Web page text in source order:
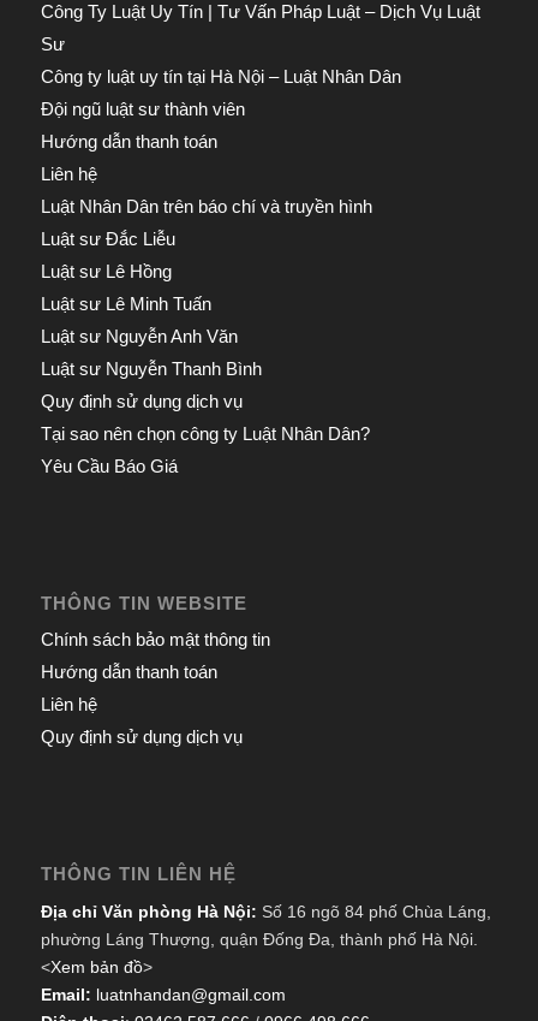
Công Ty Luật Uy Tín | Tư Vấn Pháp Luật – Dịch Vụ Luật
Sư
Công ty luật uy tín tại Hà Nội – Luật Nhân Dân
Đội ngũ luật sư thành viên
Hướng dẫn thanh toán
Liên hệ
Luật Nhân Dân trên báo chí và truyền hình
Luật sư Đắc Liễu
Luật sư Lê Hồng
Luật sư Lê Minh Tuấn
Luật sư Nguyễn Anh Văn
Luật sư Nguyễn Thanh Bình
Quy định sử dụng dịch vụ
Tại sao nên chọn công ty Luật Nhân Dân?
Yêu Cầu Báo Giá
THÔNG TIN WEBSITE
Chính sách bảo mật thông tin
Hướng dẫn thanh toán
Liên hệ
Quy định sử dụng dịch vụ
THÔNG TIN LIÊN HỆ
Địa chỉ Văn phòng Hà Nội: Số 16 ngõ 84 phố Chùa Láng,
phường Láng Thượng, quận Đống Đa, thành phố Hà Nội.
<Xem bản đồ>
Email: luatnhandan@gmail.com